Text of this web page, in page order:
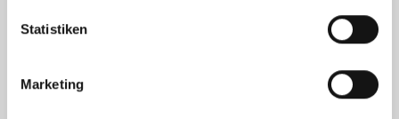
Statistiken
Marketing
Ich habe die
zur Kenntnis genommen. Ich stimme
zu, dass meine Angaben und Daten zur Beantwortung meiner Anfrage